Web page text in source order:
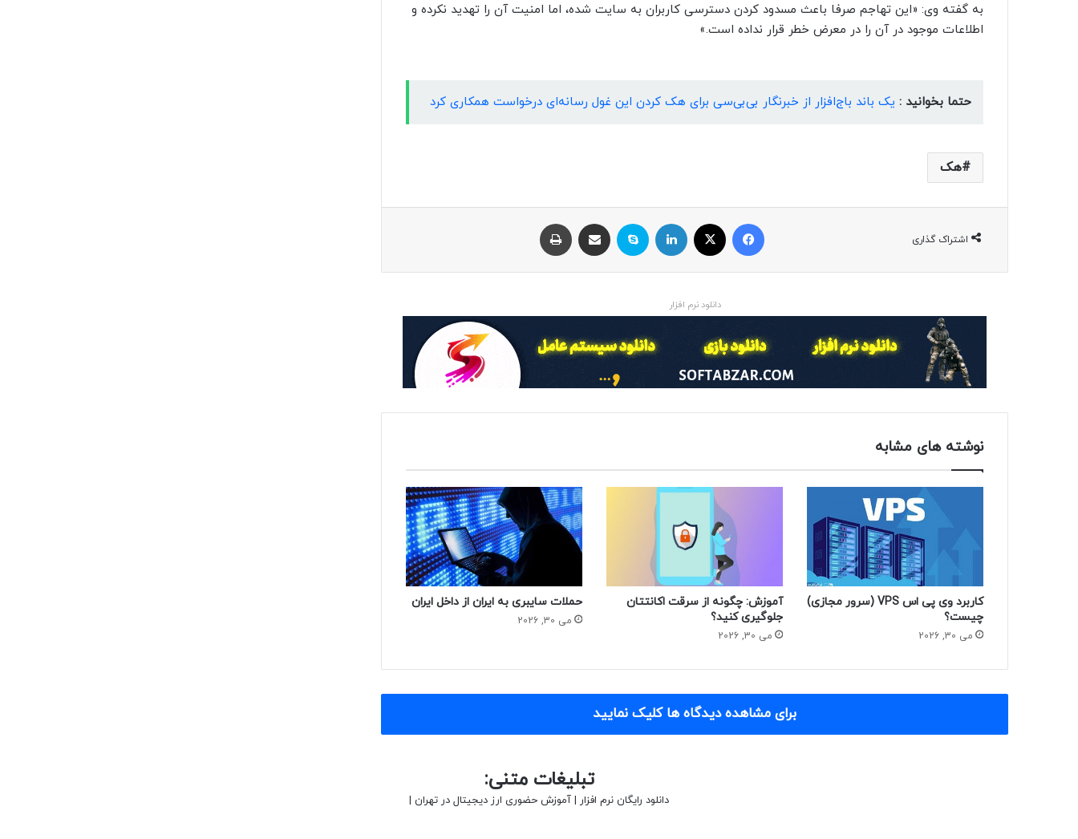
به گفته وی: «این تهاجم صرفا باعث مسدود کردن دسترسی کاربران به سایت شده، اما امنیت آن را تهدید نکرده و
اطلاعات موجود در آن را در معرض خطر قرار نداده است.»
حتما بخوانید : یک باند باج‌افزار از خبرنگار بی‌بی‌سی برای هک کردن این غول رسانه‌ای درخواست همکاری کرد
هک
اشتراک گذاری
ایکس
دانلود نرم افزار
نوشته های مشابه
کاربرد وی پی اس VPS (سرور مجازی)
چیست؟
می 30, 2026
آموزش: چگونه از سرقت اکانتتان
جلوگیری کنید؟
می 30, 2026
حملات سایبری به ایران از داخل ایران
می 30, 2026
برای مشاهده دیدگاه ها کلیک نمایید
تبلیغات متنی:
دانلود رایگان نرم افزار آموزش حضوری ارز دیجیتال در تهران